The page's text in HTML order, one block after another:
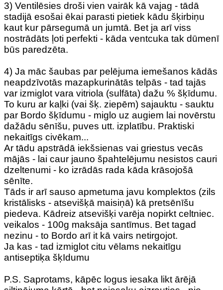
3) Ventilēsies droši vien vairāk kā vajag - tādā
stadijā esošai ēkai parasti pietiek kādu šķirbiņu
kaut kur pārsegumā un jumtā. Bet ja arī viss
nostrādāts ļoti perfekti - kāda ventcuka tak dūmenī
būs paredzēta.
4) Ja māc šaubas par pelējuma iemešanos kādās
neapdzīvotās mazapkurinātās telpās - tad tajās
var izmiglot vara vitriola (sulfāta) dažu % šķīdumu.
To kuru ar kaļki (vai šķ. ziepēm) sajauktu - sauktu
par Bordo šķīdumu - miglo uz augiem lai novērstu
dažādu sēnīšu, puves utt. izplatību. Praktiski
nekaitīgs civēkam...
Ar tādu apstrādā iekšsienas vai griestus vecās
mājās - lai caur jauno špahtelējumu nesistos cauri
dzeltenumi - ko izrādās rada kāda krāsojošā
sēnīte.
Tāds ir arī sauso apmetuma javu komplektos (zils
kristālisks - atsevišķā maisiņā) kā pretsēnīšu
piedeva. Kādreiz atsevišķi varēja nopirkt celtniec.
veikalos - 100g maksāja santīmus. Bet tagad
nezinu - to Bordo arī it kā vairs netirgojot.
Ja kas - tad izmiglot citu vēlams nekaitīgu
antiseptiķa šķIdumu
P.S. Saprotams, kāpēc logus iesaka likt ārējā